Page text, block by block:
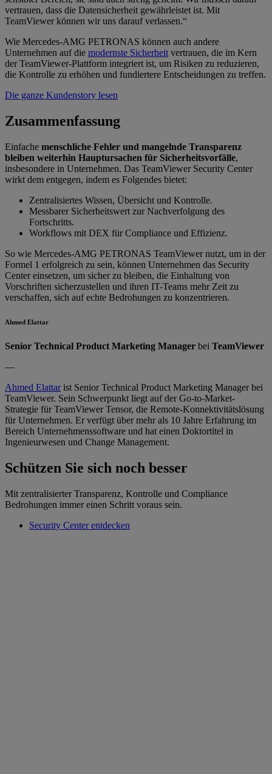
vertrauen, dass die Datensicherheit gewährleistet ist. Mit
TeamViewer können wir uns darauf verlassen.“
Wie Mercedes-AMG PETRONAS können auch andere
Unternehmen auf die modernste Sicherheitvertrauen, die im Kern
der TeamViewer-Plattform integriert ist, um Risiken zu reduzieren,
die Kontrolle zu erhöhen und fundiertere Entscheidungen zu treffen.
Die ganze Kundenstory lesen
Zusammenfassung
Einfache menschliche Fehler und mangelnde Transparenz
bleiben weiterhin Hauptursachen für Sicherheitsvorfälle,
insbesondere in Unternehmen. Das TeamViewer Security Center
wirkt dem entgegen, indem es Folgendes bietet:
Zentralisiertes Wissen, Übersicht und Kontrolle.
Messbarer Sicherheitswert zur Nachverfolgung des
Fortschritts.
Workflows mit DEX für Compliance und Effizienz.
So wie Mercedes-AMG PETRONAS TeamViewer nutzt, um in der
Formel 1 erfolgreich zu sein, können Unternehmen das Security
Center einsetzen, um sicher zu bleiben, die Einhaltung von
Vorschriften sicherzustellen und ihren IT-Teams mehr Zeit zu
verschaffen, sich auf echte Bedrohungen zu konzentrieren.
Ahmed Elattar
Senior Technical Product Marketing Manager bei TeamViewer
—
Ahmed Elattarist Senior Technical Product Marketing Manager bei
TeamViewer. Sein Schwerpunkt liegt auf der Go-to-Market-
Strategie für TeamViewer Tensor, die Remote-Konnektivitätslösung
für Unternehmen. Er verfügt über mehr als 10 Jahre Erfahrung im
Bereich Unternehmenssoftware und hat einen Doktortitel in
Ingenieurwesen und Change Management.
Schützen Sie sich noch besser
Mit zentralisierter Transparenz, Kontrolle und Compliance
Bedrohungen immer einen Schritt voraus sein.
Security Center entdecken